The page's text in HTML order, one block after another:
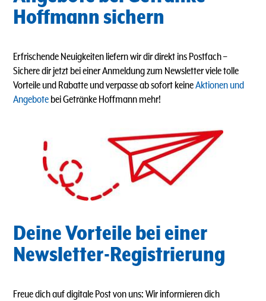
Hoffmann sichern
Erfrischende Neuigkeiten liefern wir dir direkt ins Postfach–
Sichere dir jetzt bei einer Anmeldung zum Newsletter viele tolle
Vorteile und Rabatte und verpasse ab sofort keineAktionen und
Angebote bei Getränke Hoffmann mehr!
Deine Vorteile bei einer
Newsletter-Registrierung
Freue dich auf digitale Post von uns: Wir informieren dich